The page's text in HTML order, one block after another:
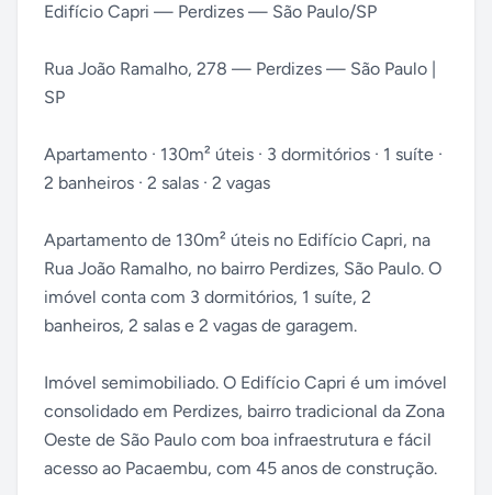
Edifício Capri — Perdizes — São Paulo/SP
Rua João Ramalho, 278 — Perdizes — São Paulo |
SP
Apartamento · 130m² úteis · 3 dormitórios · 1 suíte ·
2 banheiros · 2 salas · 2 vagas
Apartamento de 130m² úteis no Edifício Capri, na
Rua João Ramalho, no bairro Perdizes, São Paulo. O
imóvel conta com 3 dormitórios, 1 suíte, 2
banheiros, 2 salas e 2 vagas de garagem.
Imóvel semimobiliado. O Edifício Capri é um imóvel
consolidado em Perdizes, bairro tradicional da Zona
Oeste de São Paulo com boa infraestrutura e fácil
acesso ao Pacaembu, com 45 anos de construção.